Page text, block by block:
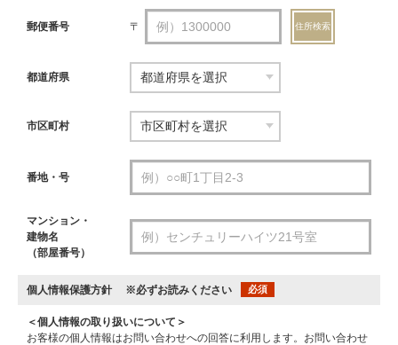
郵便番号 〒 住所検索
都道府県
市区町村
番地・号
マンション・
建物名
（部屋番号）
個人情報保護方針 ※必ずお読みください 必須
＜個人情報の取り扱いについて＞
お客様の個人情報はお問い合わせへの回答に利用します。お問い合わせ